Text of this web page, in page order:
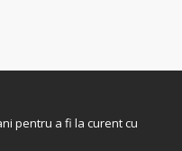
pentru a fi la curent cu